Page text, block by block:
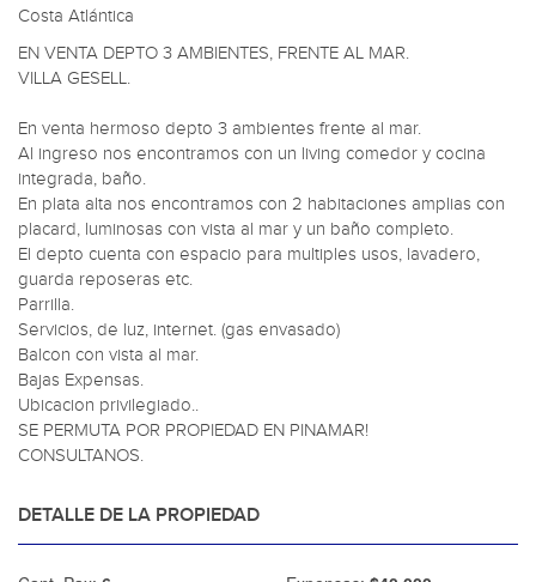
Costa Atlántica
EN VENTA DEPTO 3 AMBIENTES, FRENTE AL MAR.
VILLA GESELL.
En venta hermoso depto 3 ambientes frente al mar.
Al ingreso nos encontramos con un living comedor y cocina
integrada, baño.
En plata alta nos encontramos con 2 habitaciones amplias con
placard, luminosas con vista al mar y un baño completo.
El depto cuenta con espacio para multiples usos, lavadero,
guarda reposeras etc.
Parrilla.
Servicios, de luz, internet. (gas envasado)
Balcon con vista al mar.
Bajas Expensas.
Ubicacion privilegiado..
SE PERMUTA POR PROPIEDAD EN PINAMAR!
CONSULTANOS.
DETALLE DE LA PROPIEDAD